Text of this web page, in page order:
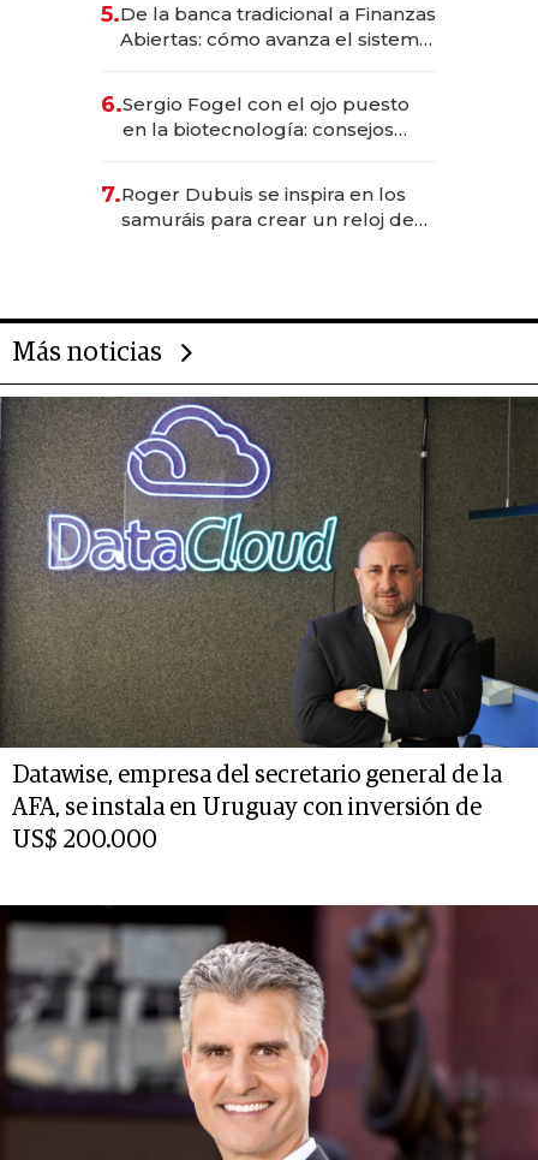
5.De la banca tradicional a Finanzas
Abiertas: cómo avanza el sistema
6.Sergio Fogel con el ojo puesto
en la biotecnología: consejos
rol de la IA
7.Roger Dubuis se inspira en los
samuráis para crear un reloj de
Más noticias
Datawise, empresa del secretario general de la
AFA, se instala en Uruguay con inversión de
US$ 200.000